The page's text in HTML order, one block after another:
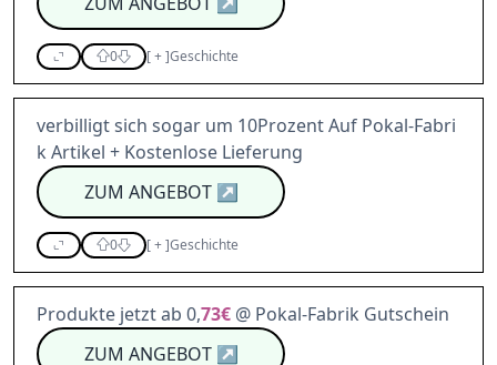
0 [+]Geschichte
verbilligt sich sogar um 10Prozent Auf Pokal-Fabri
k Artikel + Kostenlose Lieferung
ZUM ANGEBOT↗
0 [+]Geschichte
Produkte jetzt ab 0,73€ @ Pokal-Fabrik Gutschein
ZUM ANGEBOT↗